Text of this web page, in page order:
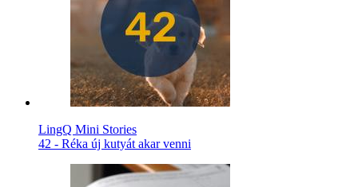
LingQ Mini Stories
42 - Réka új kutyát akar venni